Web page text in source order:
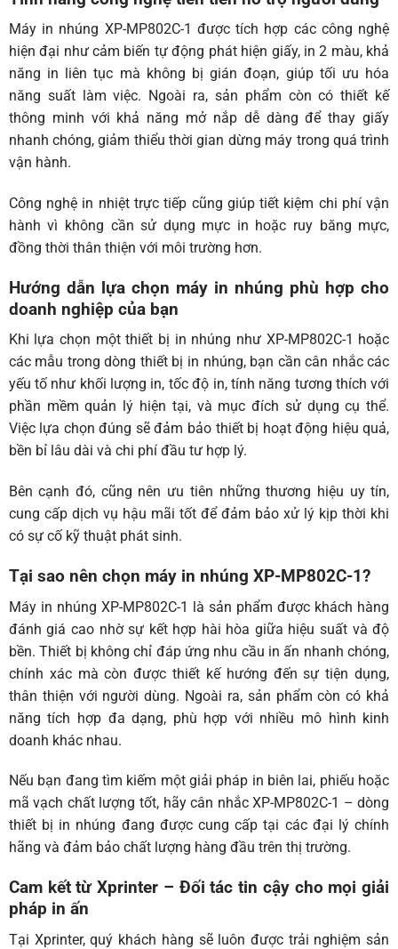
Máy in nhúng XP-MP802C-1 được tích hợp các công nghệ
hiện đại như cảm biến tự động phát hiện giấy, in 2 màu, khả
năng in liên tục mà không bị gián đoạn, giúp tối ưu hóa
năng suất làm việc. Ngoài ra, sản phẩm còn có thiết kế
thông minh với khả năng mở nắp dễ dàng để thay giấy
nhanh chóng, giảm thiểu thời gian dừng máy trong quá trình
vận hành.
Công nghệ in nhiệt trực tiếp cũng giúp tiết kiệm chi phí vận
hành vì không cần sử dụng mực in hoặc ruy băng mực,
đồng thời thân thiện với môi trường hơn.
Hướng dẫn lựa chọn máy in nhúng phù hợp cho
doanh nghiệp của bạn
Khi lựa chọn một thiết bị in nhúng như XP-MP802C-1 hoặc
các mẫu trongdòng thiết bị in nhúng, bạn cần cân nhắc các
yếu tố như khối lượng in, tốc độ in, tính năng tương thích với
phần mềm quản lý hiện tại, và mục đích sử dụng cụ thể.
Việc lựa chọn đúng sẽ đảm bảo thiết bị hoạt động hiệu quả,
bền bỉ lâu dài và chi phí đầu tư hợp lý.
Bên cạnh đó, cũng nên ưu tiên những thương hiệu uy tín,
cung cấp dịch vụ hậu mãi tốt để đảm bảo xử lý kịp thời khi
có sự cố kỹ thuật phát sinh.
Tại sao nên chọn máy in nhúng XP-MP802C-1?
Máy in nhúng XP-MP802C-1 là sản phẩm được khách hàng
đánh giá cao nhờ sự kết hợp hài hòa giữa hiệu suất và độ
bền. Thiết bị không chỉ đáp ứng nhu cầu in ấn nhanh chóng,
chính xác mà còn được thiết kế hướng đến sự tiện dụng,
thân thiện với người dùng. Ngoài ra, sản phẩm còn có khả
năng tích hợp đa dạng, phù hợp với nhiều mô hình kinh
doanh khác nhau.
Nếu bạn đang tìm kiếm một giải pháp in biên lai, phiếu hoặc
mã vạch chất lượng tốt, hãy cân nhắc XP-MP802C-1 – dòng
thiết bị in nhúng đang được cung cấp tại các đại lý chính
hãng và đảm bảo chất lượng hàng đầu trên thị trường.
Cam kết từ Xprinter – Đối tác tin cậy cho mọi giải
pháp in ấn
Tại Xprinter, quý khách hàng sẽ luôn được trải nghiệm sản